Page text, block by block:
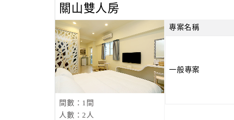
關山雙人房
間數：1間
人數：2人
專案名稱
一般專案